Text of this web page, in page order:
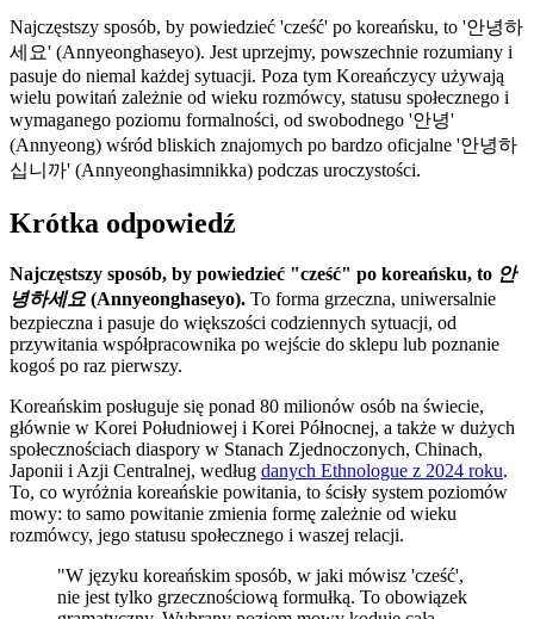
Najczęstszy sposób, by powiedzieć 'cześć' po koreańsku, to '안녕하
세요' (Annyeonghaseyo). Jest uprzejmy, powszechnie rozumiany i
pasuje do niemal każdej sytuacji. Poza tym Koreańczycy używają
wielu powitań zależnie od wieku rozmówcy, statusu społecznego i
wymaganego poziomu formalności, od swobodnego '안녕'
(Annyeong) wśród bliskich znajomych po bardzo oficjalne '안녕하
십니까' (Annyeonghasimnikka) podczas uroczystości.
Krótka odpowiedź
Najczęstszy sposób, by powiedzieć "cześć" po koreańsku, to 안
녕하세요 (Annyeonghaseyo). To forma grzeczna, uniwersalnie
bezpieczna i pasuje do większości codziennych sytuacji, od
przywitania współpracownika po wejście do sklepu lub poznanie
kogoś po raz pierwszy.
Koreańskim posługuje się ponad 80 milionów osób na świecie,
głównie w Korei Południowej i Korei Północnej, a także w dużych
społecznościach diaspory w Stanach Zjednoczonych, Chinach,
Japonii i Azji Centralnej, według danych Ethnologue z 2024 roku.
To, co wyróżnia koreańskie powitania, to ścisły system poziomów
mowy: to samo powitanie zmienia formę zależnie od wieku
rozmówcy, jego statusu społecznego i waszej relacji.
"W języku koreańskim sposób, w jaki mówisz 'cześć',
nie jest tylko grzecznościową formułką. To obowiązek